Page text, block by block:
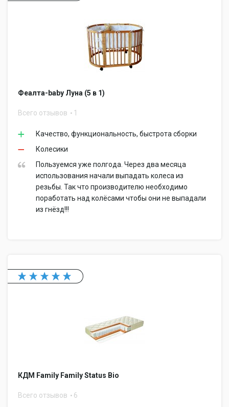
Феалта-baby Луна (5 в 1)
Всего отзывов 1
Качество, функциональность, быстрота сборки
Колесики
Пользуемся уже полгода. Через два месяца
использования начали выпадать колеса из
резьбы. Так что производителю необходимо
поработать над колёсами чтобы они не выпадали
из гнёзд!!!
КДМ Family Family Status Bio
Всего отзывов 6